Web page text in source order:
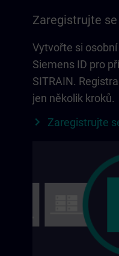
Zaregistrujte
Vytvořte si
Siemens ID pro
SITRAIN.
jen několik kroků.
Zaregistrujte